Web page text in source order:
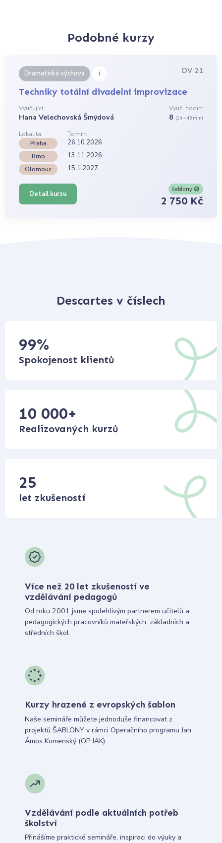
Podobné kurzy
Dramatická výchova i DV 21
Techniky totální divadelní improvizace
Vyučující:
Hana Velechovská Šmýdová
Vyuč. hodin:
8 (1h = 45 min)
Lokalita:
Termín:
Praha
26.10.2026
Brno 13.11.2026
Olomouc 15.1.2027
Detail kurzu
šablony
2 750 Kč
Descartes v číslech
99%
Spokojenost klientů
10 000+
Realizovaných kurzů
25
let zkušeností
Více než 20 let zkušeností ve
vzdělávání pedagogů
Od roku 2001 jsme spolehlivým partnerem učitelů a
pedagogických pracovníků mateřských, základních a
středních škol.
Kurzy hrazené z evropských šablon
Naše semináře můžete jednoduše financovat z
projektů ŠABLONY v rámci Operačního programu Jan
Ámos Komenský (OP JAK).
Vzdělávání podle aktuálních potřeb
školství
Přinášíme praktické semináře, inspiraci do výuky a